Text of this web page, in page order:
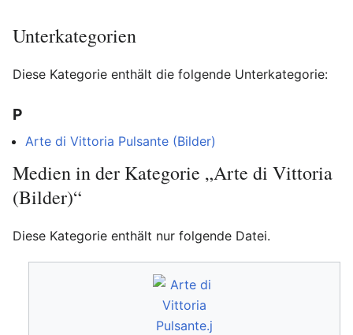
Unterkategorien
Diese Kategorie enthält die folgende Unterkategorie:
P
Arte di Vittoria Pulsante (Bilder)
Medien in der Kategorie „Arte di Vittoria
(Bilder)“
Diese Kategorie enthält nur folgende Datei.